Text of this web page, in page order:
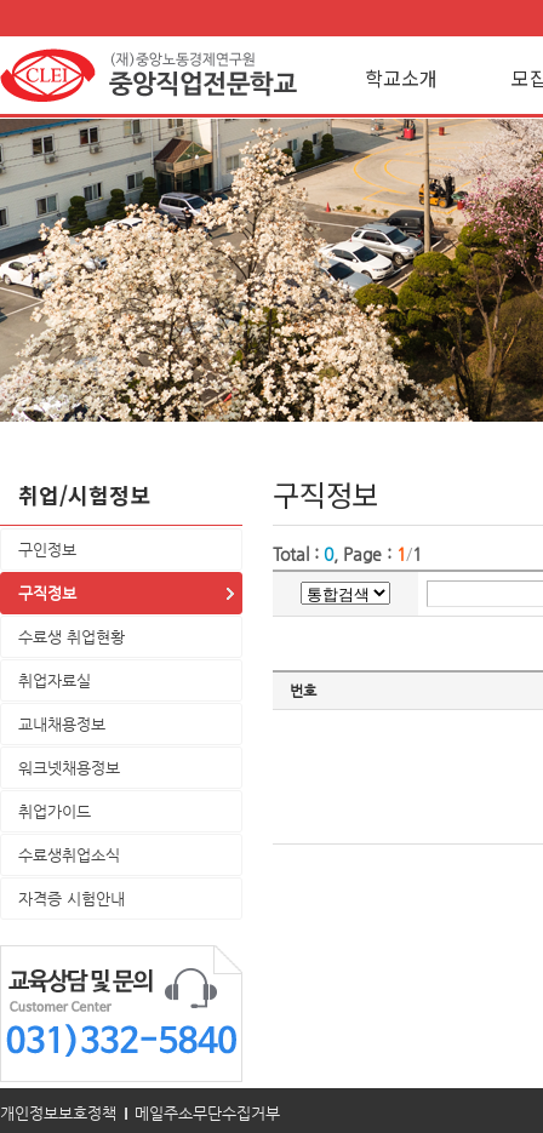
학교소개 모
취업/시험정보
구인정보
구직정보
수료생 취업현황
취업자료실
교내채용정보
워크넷채용정보
취업가이드
수료생취업소식
자격증 시험안내
구직정보
Total : 0, Page : 1/1
번호
개인정보보호정책 메일주소무단수집거부